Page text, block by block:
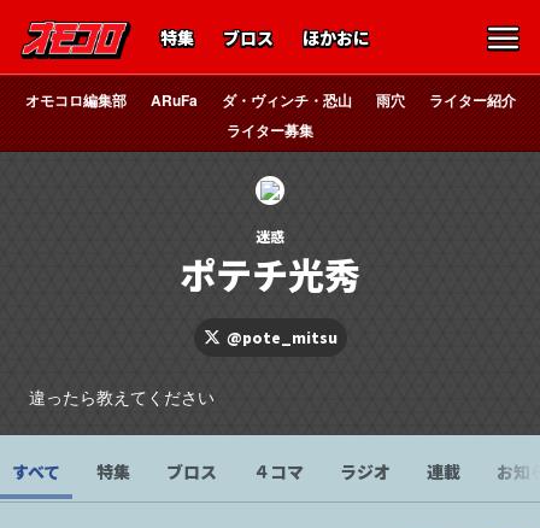
特集 ブロス ほかおに
オモコロ編集部 ARuFa ダ・ヴィンチ・恐山 雨穴
ライター紹介
ライター募集
迷惑
ポテチ光秀
@pote_mitsu
違ったら教えてください
すべて 特集 ブロス ４コマ ラジオ 連載 お知